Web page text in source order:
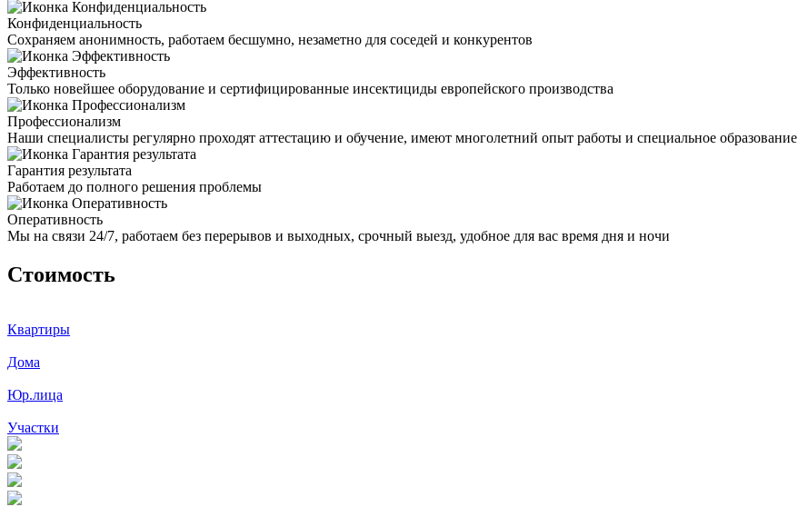
Конфиденциальность
Сохраняем анонимность, работаем бесшумно, незаметно для соседей и конкурентов
Эффективность
Только новейшее оборудование и сертифицированные инсектициды европейского производства
Профессионализм
Наши специалисты регулярно проходят аттестацию и обучение, имеют многолетний опыт работы и специальное образование
Гарантия результата
Работаем до полного решения проблемы
Оперативность
Мы на связи 24/7, работаем без перерывов и выходных, срочный выезд, удобное для вас время дня и ночи
Стоимость
Квартиры
Дома
Юр.лица
Участки